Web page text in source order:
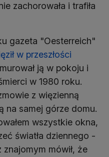
zachorowała i trafiła
gazeta "Oesterreich"
w przeszłości
ją w pokoju i
w 1980 roku.
z więzienną
na samej górze domu.
wszystkie okna,
światła dziennego -
znajomym mówił, że